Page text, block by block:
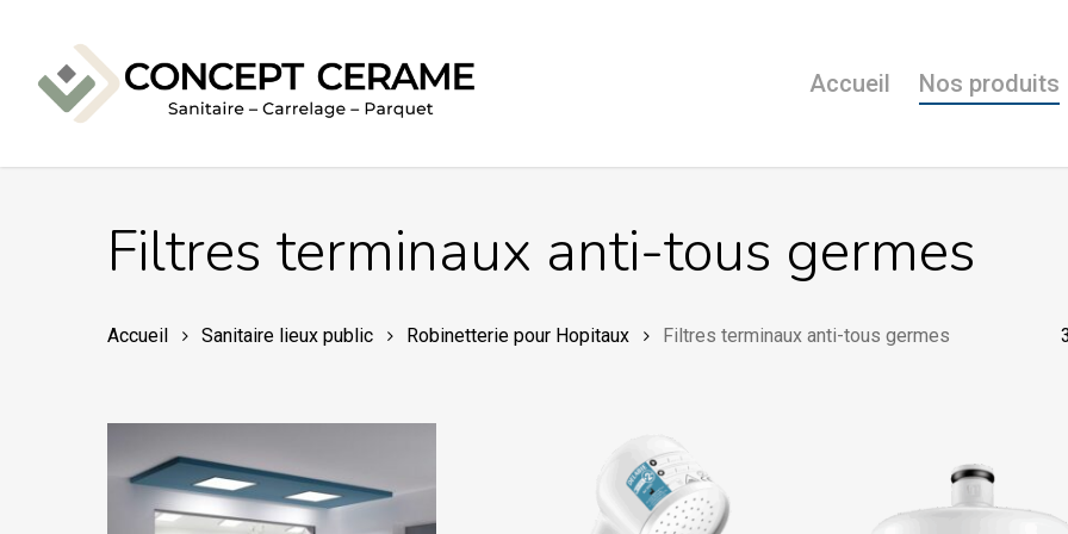
Accueil Nos produits
Filtres terminaux anti-tous germes
Accueil Sanitaire lieux public Robinetterie pour Hopitaux Filtres terminaux anti-tous germes